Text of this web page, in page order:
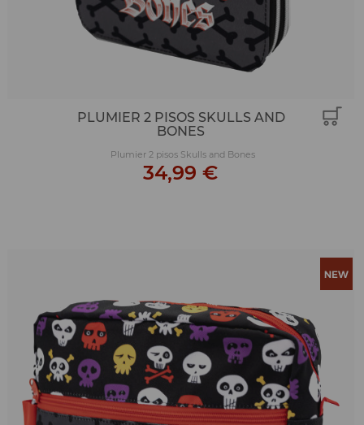
PLUMIER 2 PISOS SKULLS AND
BONES
Plumier 2 pisos Skulls and Bones
34,99 €